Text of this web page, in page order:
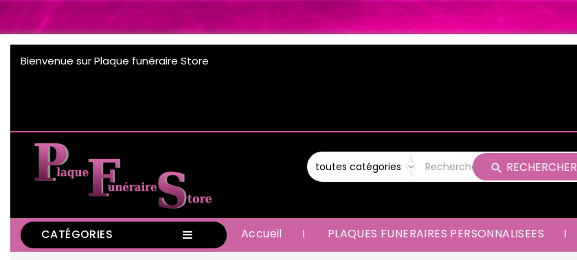
Bienvenue sur Plaque funéraire Store
RECHERCHER
CATÉGORIES Accueil PLAQUES FUNERAIRES PERSONNALISEES